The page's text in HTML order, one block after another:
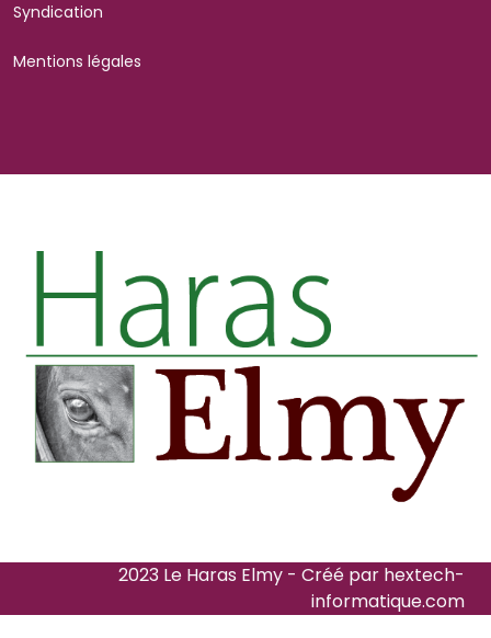
Syndication
Mentions légales
2023 Le Haras Elmy - Créé par hextech-
informatique.com